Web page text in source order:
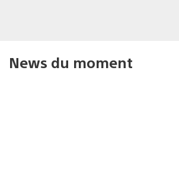
News du moment